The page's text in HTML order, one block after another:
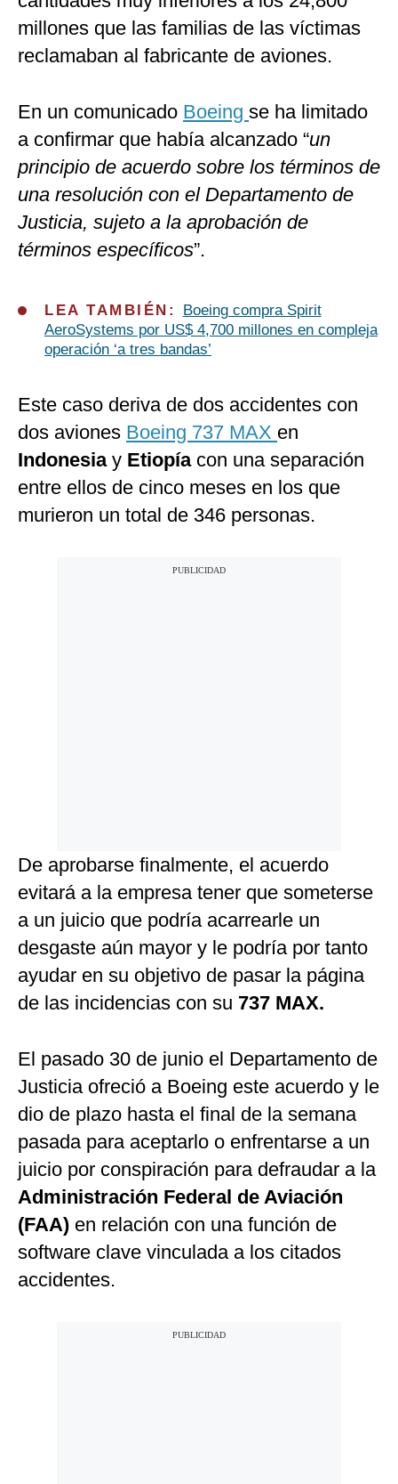
millones que las familias de las víctimas
reclamaban al fabricante de aviones.
En un comunicado Boeing se ha limitado
a confirmar que había alcanzado “un
principio de acuerdo sobre los términos de
una resolución con el Departamento de
Justicia, sujeto a la aprobación de
términos específicos”.
LEA TAMBIÉN:
Boeing compra Spirit
AeroSystems por US$ 4,700 millones en compleja
operación ‘a tres bandas’
Este caso deriva de dos accidentes con
dos aviones Boeing 737 MAX en
Indonesia y Etiopía con una separación
entre ellos de cinco meses en los que
murieron un total de 346 personas.
De aprobarse finalmente, el acuerdo
evitará a la empresa tener que someterse
a un juicio que podría acarrearle un
desgaste aún mayor y le podría por tanto
ayudar en su objetivo de pasar la página
de las incidencias con su 737 MAX.
El pasado 30 de junio el Departamento de
Justicia ofreció a Boeing este acuerdo y le
dio de plazo hasta el final de la semana
pasada para aceptarlo o enfrentarse a un
juicio por conspiración para defraudar a la
Administración Federal de Aviación
(FAA) en relación con una función de
software clave vinculada a los citados
accidentes.